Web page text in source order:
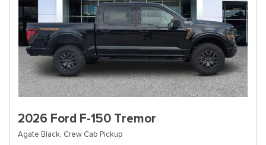
2026 Ford F-150 Tremor
Agate Black, Crew Cab Pickup